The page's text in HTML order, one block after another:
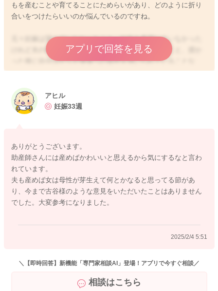
もを産むことや育てることにためらいがあり、どのように折り
合いをつけたらいいのか悩んでいるのですね。
元々妊娠は望んでいなかったこと、妊娠を希望していなかった
けれど夫の希望に合わせて不妊治療をして授かったこと、授か
った後に自分ばかりが身体への負担を強いられていることな
ど、さまざまな葛藤があることと想像します。
アヒルさんの葛藤について、夫や産婦人科のスタッフへ話せて
いるのでしょうか。
左右するとても大切なことです。
授かること、身籠ること、産むことを選択したのはアヒルさん
です。もちろん、ご夫婦での決断なので、アヒルさんだけの責
任ではありません。
幸福感に変えられるのですが、望んでいない妊娠であればその
怒りに変えてしまうことがあります。
いずれその苦痛や怒りの感情は自分や夫、あるいは子どもに向
アプリで回答を見る
アヒル
妊娠33週
ありがとうございます。
助産師さんには産めばかわいいと思えるから気にするなと言わ
れています。
夫も産めば女は母性が芽生えて何とかなると思ってる節があ
り、今まで古谷様のような意見をいただいたことはありません
でした。大変参考になりました。
2025/2/4 5:51
＼【即時回答】新機能「専門家相談AI」登場！アプリで今すぐ相談／
相談はこちら